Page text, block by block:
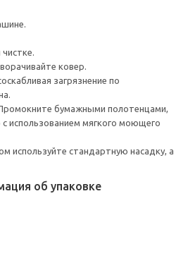
ковер.
загрязнение по
бумажными полотенцами,
использованием мягкого моющего
используйте стандартную насадку, а
об упаковке